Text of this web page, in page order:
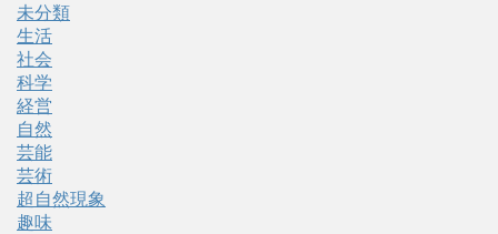
未分類
生活
社会
科学
経営
自然
芸能
芸術
超自然現象
趣味